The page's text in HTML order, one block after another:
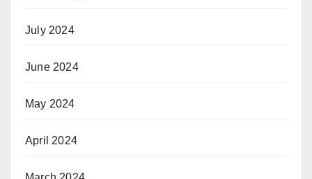
July 2024
June 2024
May 2024
April 2024